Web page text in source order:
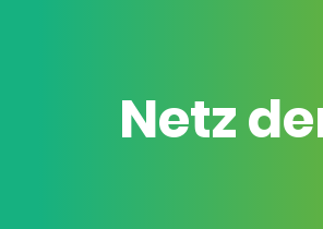
Netz